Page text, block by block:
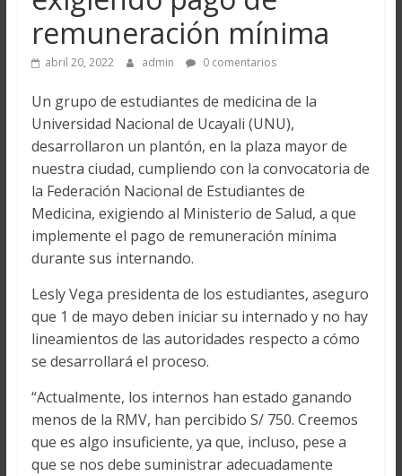
remuneración mínima
abril 20, 2022 admin 0 comentarios
Un grupo de estudiantes de medicina de la
Universidad Nacional de Ucayali (UNU),
desarrollaron un plantón, en la plaza mayor de
nuestra ciudad, cumpliendo con la convocatoria de
la Federación Nacional de Estudiantes de
Medicina, exigiendo al Ministerio de Salud, a que
implemente el pago de remuneración mínima
durante sus internando.
Lesly Vega presidenta de los estudiantes, aseguro
que 1 de mayo deben iniciar su internado y no hay
lineamientos de las autoridades respecto a cómo
se desarrollará el proceso.
“Actualmente, los internos han estado ganando
menos de la RMV, han percibido S/ 750. Creemos
que es algo insuficiente, ya que, incluso, pese a
que se nos debe suministrar adecuadamente